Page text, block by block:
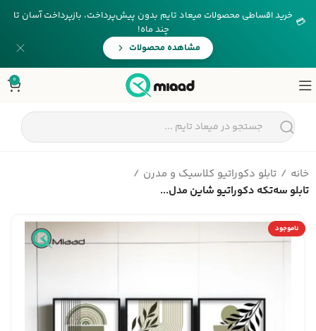
💳 خرید اقساطی محصولات میعاد تایم بدون پیش‌پرداخت، بازپرداخت آسان تا
چند ماه!
مشاهده محصولات
0
خانه
تابلو دکوراتیو کلاسیک و مدرن
تابلو سه‌تکه دکوراتیو شاین مدل...
ناموجود